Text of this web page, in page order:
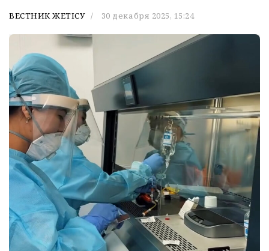
ВЕСТНИК ЖЕТІСУ 30 декабря 2025, 15:24